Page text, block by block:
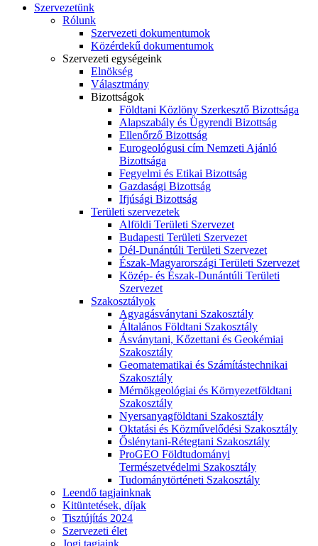
Szervezetünk
Rólunk
Szervezeti dokumentumok
Közérdekű dokumentumok
Szervezeti egységeink
Elnökség
Választmány
Bizottságok
Földtani Közlöny Szerkesztő Bizottsága
Alapszabály és Ügyrendi Bizottság
Ellenőrző Bizottság
Eurogeológusi cím Nemzeti Ajánló
Bizottsága
Fegyelmi és Etikai Bizottság
Gazdasági Bizottság
Ifjúsági Bizottság
Területi szervezetek
Alföldi Területi Szervezet
Budapesti Területi Szervezet
Dél-Dunántúli Területi Szervezet
Észak-Magyarországi Területi Szervezet
Közép- és Észak-Dunántúli Területi
Szervezet
Szakosztályok
Agyagásványtani Szakosztály
Általános Földtani Szakosztály
Ásványtani, Kőzettani és Geokémiai
Szakosztály
Geomatematikai és Számítástechnikai
Szakosztály
Mérnökgeológiai és Környezetföldtani
Szakosztály
Nyersanyagföldtani Szakosztály
Oktatási és Közművelődési Szakosztály
Őslénytani-Rétegtani Szakosztály
ProGEO Földtudományi
Természetvédelmi Szakosztály
Tudománytörténeti Szakosztály
Leendő tagjainknak
Kitüntetések, díjak
Tisztújítás 2024
Szervezeti élet
Jogi tagjaink